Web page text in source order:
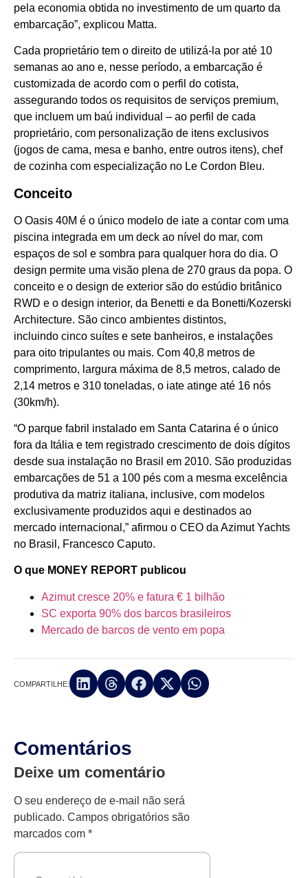
pela economia obtida no investimento de um quarto da
embarcação”, explicou Matta.
Cada proprietário tem o direito de utilizá-la por até 10
semanas ao ano e, nesse período, a embarcação é
customizada de acordo com o perfil do cotista,
assegurando todos os requisitos de serviços premium,
que incluem um baú individual – ao perfil de cada
proprietário, com personalização de itens exclusivos
(jogos de cama, mesa e banho, entre outros itens), chef
de cozinha com especialização no Le Cordon Bleu.
Conceito
O Oasis 40M é o único modelo de iate a contar com uma
piscina integrada em um deck ao nível do mar, com
espaços de sol e sombra para qualquer hora do dia. O
design permite uma visão plena de 270 graus da popa. O
conceito e o design de exterior são do estúdio britânico
RWD e o design interior, da Benetti e da Bonetti/Kozerski
Architecture. São cinco ambientes distintos,
incluindo cinco suítes e sete banheiros, e instalações
para oito tripulantes ou mais. Com 40,8 metros de
comprimento, largura máxima de 8,5 metros, calado de
2,14 metros e 310 toneladas, o iate atinge até 16 nós
(30km/h).
“O parque fabril instalado em Santa Catarina é o único
fora da Itália e tem registrado crescimento de dois dígitos
desde sua instalação no Brasil em 2010. São produzidas
embarcações de 51 a 100 pés com a mesma excelência
produtiva da matriz italiana, inclusive, com modelos
exclusivamente produzidos aqui e destinados ao
mercado internacional,” afirmou o CEO da Azimut Yachts
no Brasil, Francesco Caputo.
O que MONEY REPORT publicou
Azimut cresce 20% e fatura € 1 bilhão
SC exporta 90% dos barcos brasileiros
Mercado de barcos de vento em popa
COMPARTILHE:
Comentários
Deixe um comentário
O seu endereço de e-mail não será
publicado. Campos obrigatórios são
marcados com *